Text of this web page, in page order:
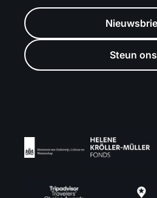
Steun ons